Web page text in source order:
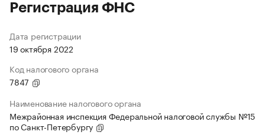
Регистрация ФНС
Дата регистрации
19 октября 2022
Код налогового органа
7847
Наименование налогового органа
Межрайонная инспекция Федеральной налоговой службы №15
по Санкт-Петербургу